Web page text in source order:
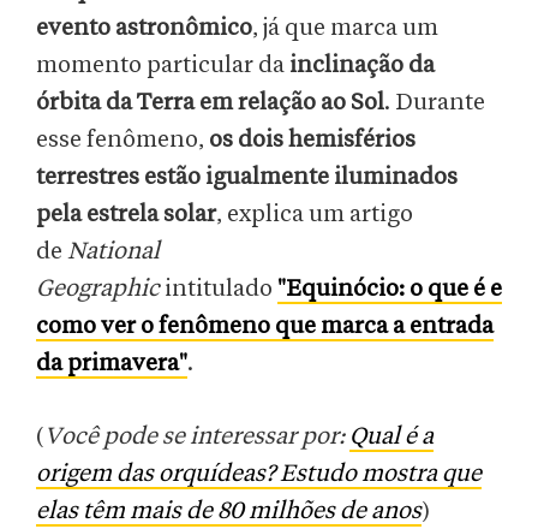
evento astronômico, já que marca um
momento particular da inclinação da
órbita da Terra em relação ao Sol. Durante
esse fenômeno, os dois hemisférios
terrestres estão igualmente iluminados
pela estrela solar, explica um artigo
de National
Geographicintitulado "Equinócio: o que é e
como ver o fenômeno que marca a entrada
da primavera".
( Você pode se interessar por: Qual é a
origem das orquídeas? Estudo mostra que
elas têm mais de 80 milhões de anos)